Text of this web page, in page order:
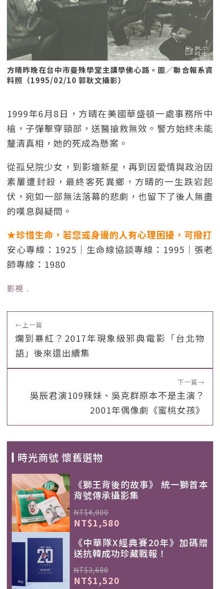
方晴昨晚在台中市曼殊學堂主講學佛心路。圖／聯合報系資
料照（1995/02/10 郭耿文攝影）
1999年6月8日，方晴在美國華盛頓一處事務所中
槍，子彈擊穿頸部，送醫搶救無效。警方始終未能
釐清真相，她的死成為懸案。
從孤兒院少女，到影壇新星，再到因愛情與政治因
素屢遭封殺，最終客死異鄉，方晴的一生跌宕起
伏，宛如一部無法落幕的悲劇，也留下了後人無盡
的嘆息與疑問。
★珍惜生命，若您或身邊的人有心理困擾，可撥打
安心專線：1925｜生命線協談專線：1995｜張老
師專線：1980
影視 ﹒
←上一篇
爛到暴紅？2017年現象級邪典電影「台北物
語」後來還出續集
下一篇→
吳辰君演109辣妹、吳克群原本不是主演？
2001年偶像劇《蜜桃女孩》
時光商號 懷舊選物
《獅王背後的故事》 統一獅首本
背號傳承攝影集
NT$4,000
NT$1,580
《中華隊X經典賽20年》加碼贈
送抗韓成功珍藏戰報！
NT$3,680
NT$1,520